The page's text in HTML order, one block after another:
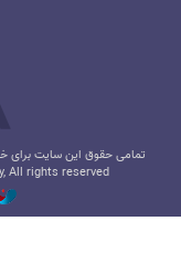
تمامی حقوق این سایت برای
All rights reserved